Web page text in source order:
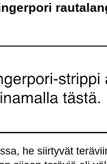
he siirtyvät